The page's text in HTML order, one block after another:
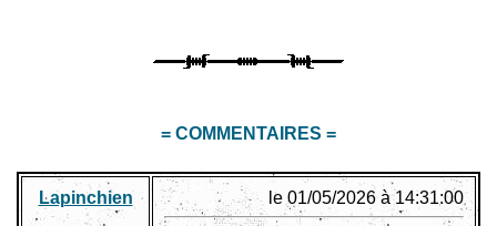
= COMMENTAIRES =
Lapinchien le 01/05/2026 à 14:31:00